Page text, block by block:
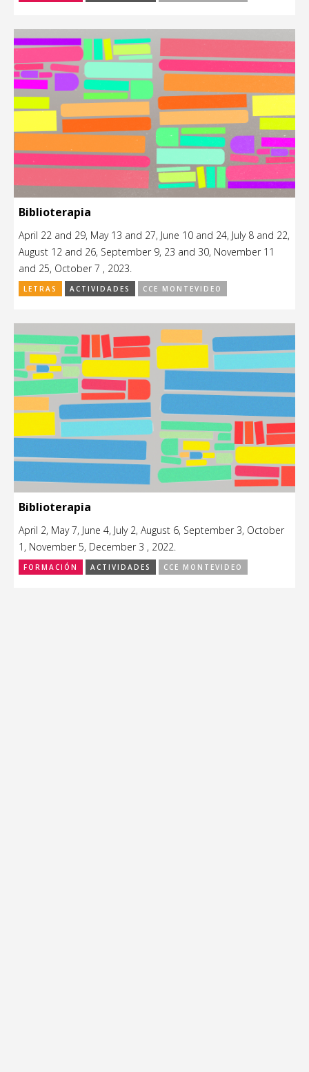
Biblioterapia
April 22 and 29, May 13 and 27, June 10 and 24, July 8 and 22,
August 12 and 26, September 9, 23 and 30, November 11
and 25, October 7 , 2023.
LETRAS ACTIVIDADES CCE MONTEVIDEO
Biblioterapia
April 2, May 7, June 4, July 2, August 6, September 3, October
1, November 5, December 3 , 2022.
FORMACIÓN ACTIVIDADES CCE MONTEVIDEO